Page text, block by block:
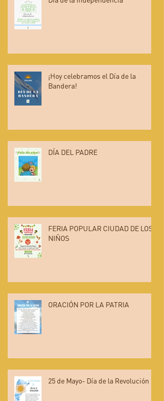
¡Hoy celebramos el Día de la
Bandera!
DÍA DEL PADRE
FERIA POPULAR CIUDAD DE LOS
NIÑOS
ORACIÓN POR LA PATRIA
25 de Mayo- Día de la Revolución